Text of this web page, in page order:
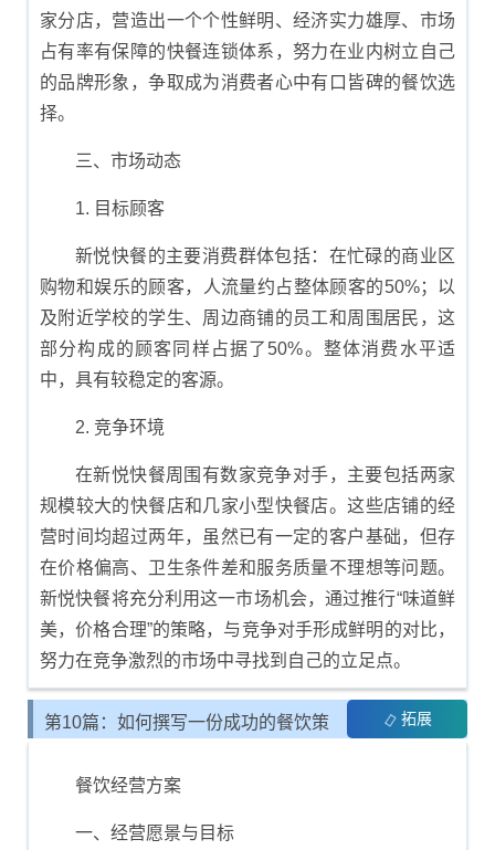
家分店，营造出一个个性鲜明、经济实力雄厚、市场
占有率有保障的快餐连锁体系，努力在业内树立自己
的品牌形象，争取成为消费者心中有口皆碑的餐饮选
择。
三、市场动态
1. 目标顾客
新悦快餐的主要消费群体包括：在忙碌的商业区
购物和娱乐的顾客，人流量约占整体顾客的50%；以
及附近学校的学生、周边商铺的员工和周围居民，这
部分构成的顾客同样占据了50%。整体消费水平适
中，具有较稳定的客源。
2. 竞争环境
在新悦快餐周围有数家竞争对手，主要包括两家
规模较大的快餐店和几家小型快餐店。这些店铺的经
营时间均超过两年，虽然已有一定的客户基础，但存
在价格偏高、卫生条件差和服务质量不理想等问题。
新悦快餐将充分利用这一市场机会，通过推行“味道鲜
美，价格合理”的策略，与竞争对手形成鲜明的对比，
努力在竞争激烈的市场中寻找到自己的立足点。
第10篇：如何撰写一份成功的餐饮策 拓展
餐饮经营方案
一、经营愿景与目标